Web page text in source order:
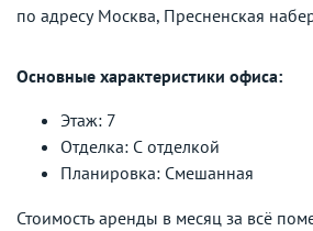
по адресу Москва, Пресненская
Основные характеристики офиса:
Этаж: 7
Отделка: С отделкой
Планировка: Смешанная
Стоимость аренды в месяц за всё